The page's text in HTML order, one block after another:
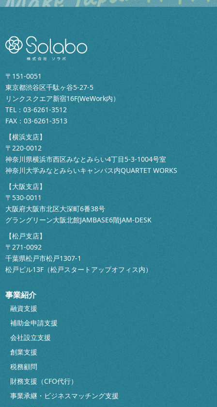
〒151-0051
東京都渋谷区千駄ヶ谷5-27-5
リンクスクエア新宿16F(WeWork内）
TEL：03-6261-3512
FAX：03-6261-3513
【横浜支店】
〒220-0012
神奈川県横浜市西区みなとみらい4丁目5-3-1004号室
神奈川大学みなとみらいキャンパス内QUARTET WORKS
【大阪支店】
〒530-0011
大阪府大阪市北区大深町6番38号
グラングリーン大阪北館JAMBASE6階JAM-DESK
【松戸支店】
〒271-0092
千葉県松戸市松戸1307-1
松戸ビル13F（松戸スタートアップオフィス内）
事業紹介
融資支援
補助金申請支援
会社設立支援
創業支援
税務顧問
財務支援（CFO代行）
事業承継・ビジネスマッチング支援